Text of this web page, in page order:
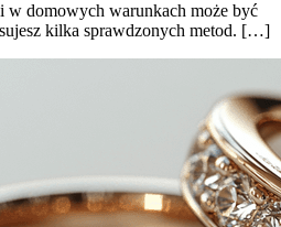
w domowych warunkach może być
kilka sprawdzonych metod. […]